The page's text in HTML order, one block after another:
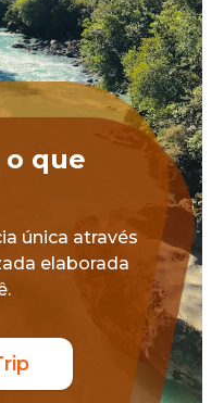
que
única através
elaborada